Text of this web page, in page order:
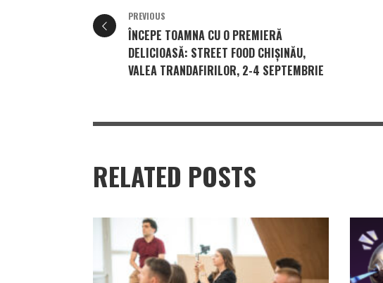
PREVIOUS
ÎNCEPE TOAMNA CU O PREMIERĂ
DELICIOASĂ: STREET FOOD CHIȘINĂU,
VALEA TRANDAFIRILOR, 2-4 SEPTEMBRIE
RELATED POSTS